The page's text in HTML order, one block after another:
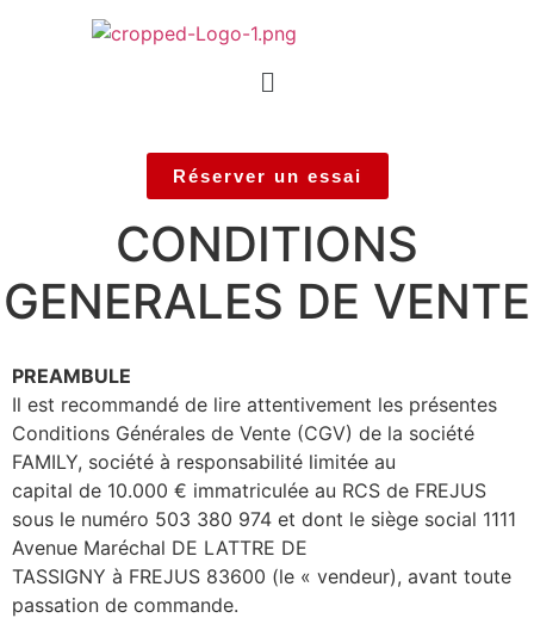
Réserver un essai
CONDITIONS
GENERALES DE VENTE
PREAMBULE
Il est recommandé de lire attentivement les présentes
Conditions Générales de Vente (CGV) de la société
FAMILY, société à responsabilité limitée au
capital de 10.000 € immatriculée au RCS de FREJUS
sous le numéro 503 380 974 et dont le siège social 1111
Avenue Maréchal DE LATTRE DE
TASSIGNY à FREJUS 83600 (le « vendeur), avant toute
passation de commande.